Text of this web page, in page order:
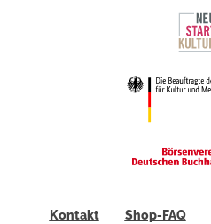
Kontakt Shop-FAQ